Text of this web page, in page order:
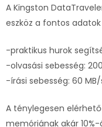
A Kingston
eszköz a fontos
-praktikus hurok
-olvasási sebesség:
-írási sebesség: 60 MB/
A ténylegesen
memóriának akár